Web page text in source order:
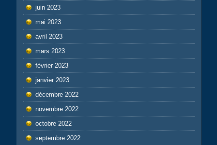
juin 2023
mai 2023
avril 2023
mars 2023
février 2023
janvier 2023
décembre 2022
novembre 2022
octobre 2022
septembre 2022